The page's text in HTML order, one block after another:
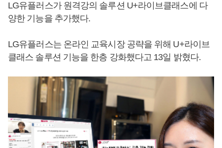
LG유플러스가 원격강의 솔루션 U+라이브클래스에 다
양한 기능을 추가했다.
LG유플러스는 온라인 교육시장 공략을 위해 U+라이브
클래스 솔루션 기능을 한층 강화했다고 13일 밝혔다.